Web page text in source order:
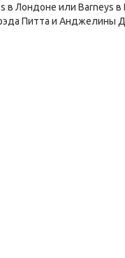
в Лондоне или Barneys
Питта и Анджелины